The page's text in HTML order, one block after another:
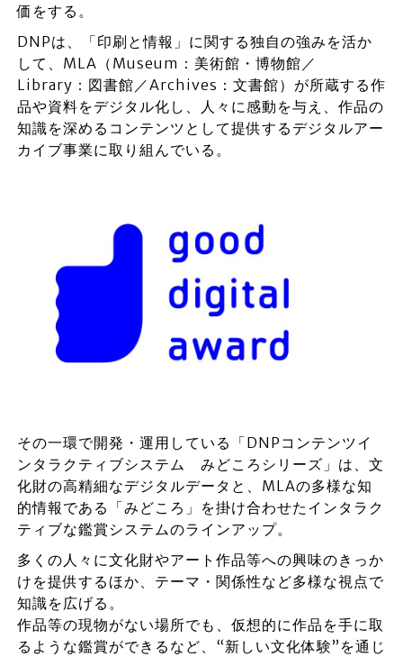
価をする。
DNPは、「印刷と情報」に関する独自の強みを活か
して、MLA（Museum：美術館・博物館／
Library：図書館／Archives：文書館）が所蔵する作
品や資料をデジタル化し、人々に感動を与え、作品の
知識を深めるコンテンツとして提供するデジタルアー
カイブ事業に取り組んでいる。
その一環で開発・運用している「DNPコンテンツイ
ンタラクティブシステム みどころシリーズ」は、文
化財の高精細なデジタルデータと、MLAの多様な知
的情報である「みどころ」を掛け合わせたインタラク
ティブな鑑賞システムのラインアップ。
多くの人々に文化財やアート作品等への興味のきっか
けを提供するほか、テーマ・関係性など多様な視点で
知識を広げる。
作品等の現物がない場所でも、仮想的に作品を手に取
るような鑑賞ができるなど、“新しい文化体験”を通じ